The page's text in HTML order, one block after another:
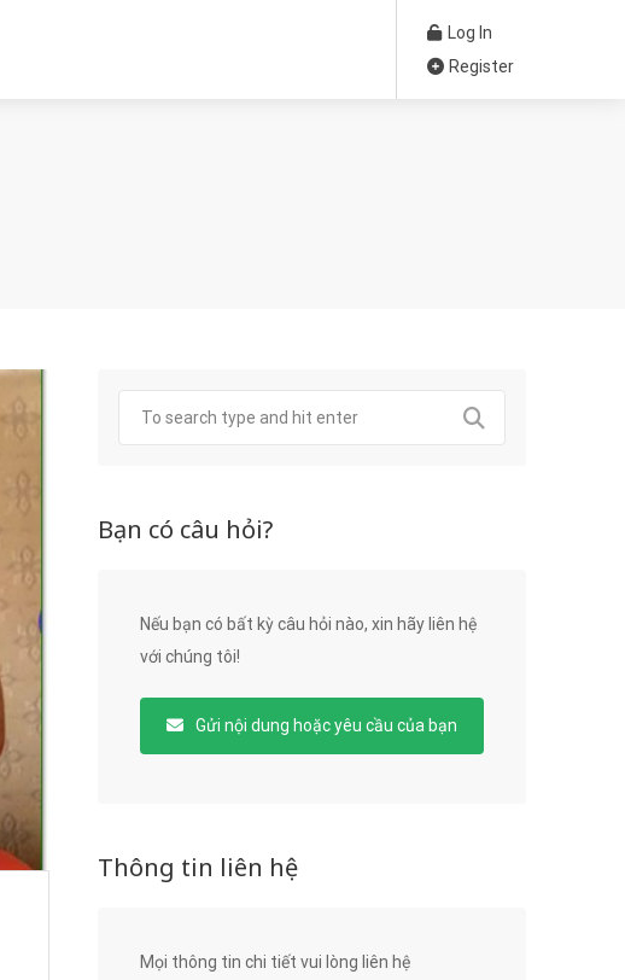
Log In
Register
Bạn có câu hỏi?
Nếu bạn có bất kỳ câu hỏi nào, xin hãy liên hệ
với chúng tôi!
Gửi nội dung hoặc yêu cầu của bạn
Thông tin liên hệ
Mọi thông tin chi tiết vui lòng liên hệ